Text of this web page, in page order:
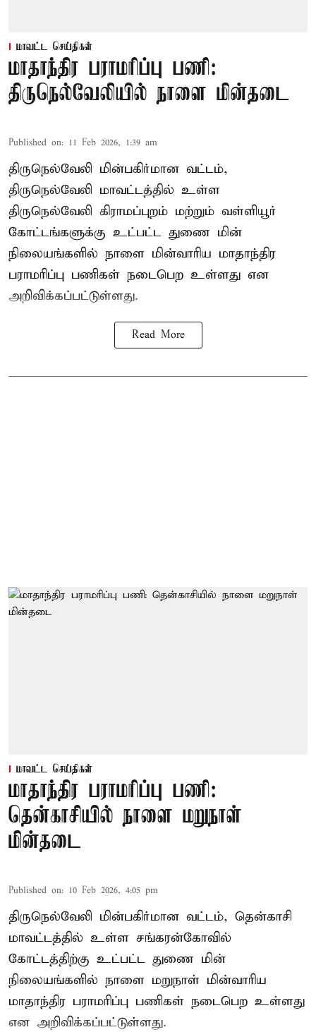
மாவட்ட செய்திகள்
மாதாந்திர பராமரிப்பு பணி:
திருநெல்வேலியில் நாளை மின்தடை
Published on: 11 Feb 2026, 1:39 am
திருநெல்வேலி மின்பகிர்மான வட்டம்,
திருநெல்வேலி மாவட்டத்தில் உள்ள
திருநெல்வேலி கிராமப்புறம் மற்றும் வள்ளியூர்
கோட்டங்களுக்கு உட்பட்ட துணை மின்
நிலையங்களில் நாளை மின்வாரிய மாதாந்திர
பராமரிப்பு பணிகள் நடைபெற உள்ளது என
அறிவிக்கப்பட்டுள்ளது.
Read More
மாவட்ட செய்திகள்
மாதாந்திர பராமரிப்பு பணி:
தென்காசியில் நாளை மறுநாள்
மின்தடை
Published on: 10 Feb 2026, 4:05 pm
திருநெல்வேலி மின்பகிர்மான வட்டம், தென்காசி
மாவட்டத்தில் உள்ள சங்கரன்கோவில்
கோட்டத்திற்கு உட்பட்ட துணை மின்
நிலையங்களில் நாளை மறுநாள் மின்வாரிய
மாதாந்திர பராமரிப்பு பணிகள் நடைபெற உள்ளது
என அறிவிக்கப்பட்டுள்ளது.